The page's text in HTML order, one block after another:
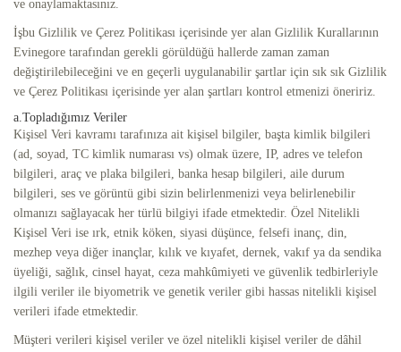
ve onaylamaktasınız.
İşbu Gizlilik ve Çerez Politikası içerisinde yer alan Gizlilik Kurallarının
Evinegore tarafından gerekli görüldüğü hallerde zaman zaman
değiştirilebileceğini ve en geçerli uygulanabilir şartlar için sık sık Gizlilik
ve Çerez Politikası içerisinde yer alan şartları kontrol etmenizi öneririz.
a.Topladığımız Veriler
Kişisel Veri kavramı tarafınıza ait kişisel bilgiler, başta kimlik bilgileri
(ad, soyad, TC kimlik numarası vs) olmak üzere, IP, adres ve telefon
bilgileri, araç ve plaka bilgileri, banka hesap bilgileri, aile durum
bilgileri, ses ve görüntü gibi sizin belirlenmenizi veya belirlenebilir
olmanızı sağlayacak her türlü bilgiyi ifade etmektedir. Özel Nitelikli
Kişisel Veri ise ırk, etnik köken, siyasi düşünce, felsefi inanç, din,
mezhep veya diğer inançlar, kılık ve kıyafet, dernek, vakıf ya da sendika
üyeliği, sağlık, cinsel hayat, ceza mahkûmiyeti ve güvenlik tedbirleriyle
ilgili veriler ile biyometrik ve genetik veriler gibi hassas nitelikli kişisel
verileri ifade etmektedir.
Müşteri verileri kişisel veriler ve özel nitelikli kişisel veriler de dâhil